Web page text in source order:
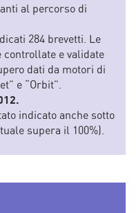
al percorso di
284 brevetti. Le
e validate
dati da motori di
e “Orbit”.
indicato anche sotto
supera il 100%).